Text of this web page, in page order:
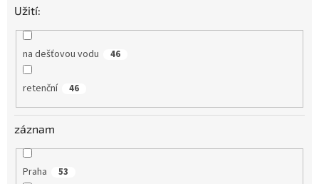
Užití:
na dešťovou vodu 46
retenční 46
záznam
Praha 53